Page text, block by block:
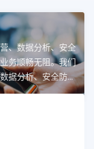
、数据分析、安全
务顺畅无阻。我们
据分析、安全防护
畅无阻。